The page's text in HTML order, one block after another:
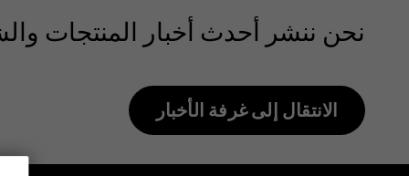
نحن ننشر أحدث أخبار المنتجات
الانتقال إلى غرفة الأخبار